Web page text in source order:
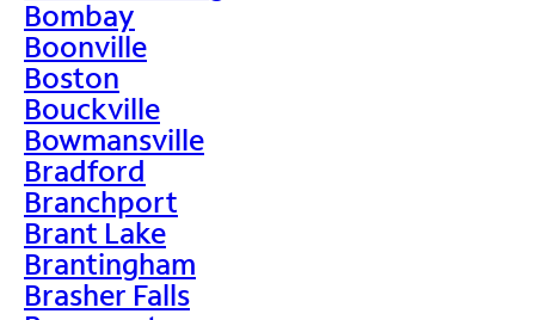
Bombay
Boonville
Boston
Bouckville
Bowmansville
Bradford
Branchport
Brant Lake
Brantingham
Brasher Falls